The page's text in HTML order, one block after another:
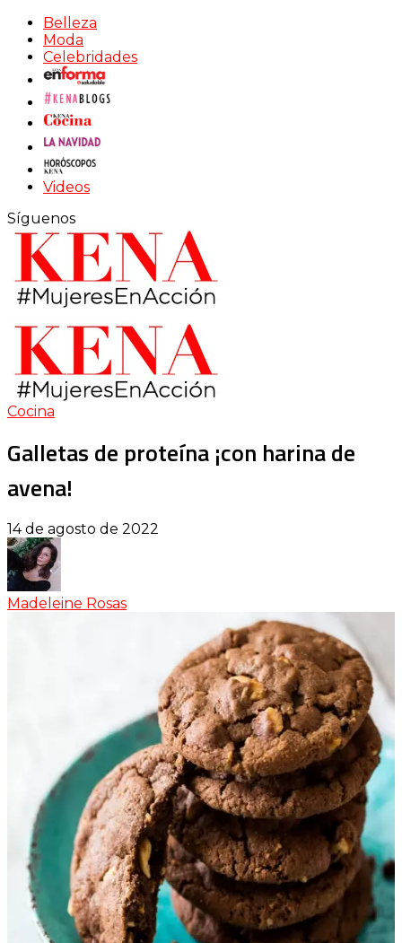
Belleza
Moda
Celebridades
Videos
Síguenos
Cocina
Galletas de proteína ¡con harina de
avena!
14 de agosto de 2022
Madeleine Rosas